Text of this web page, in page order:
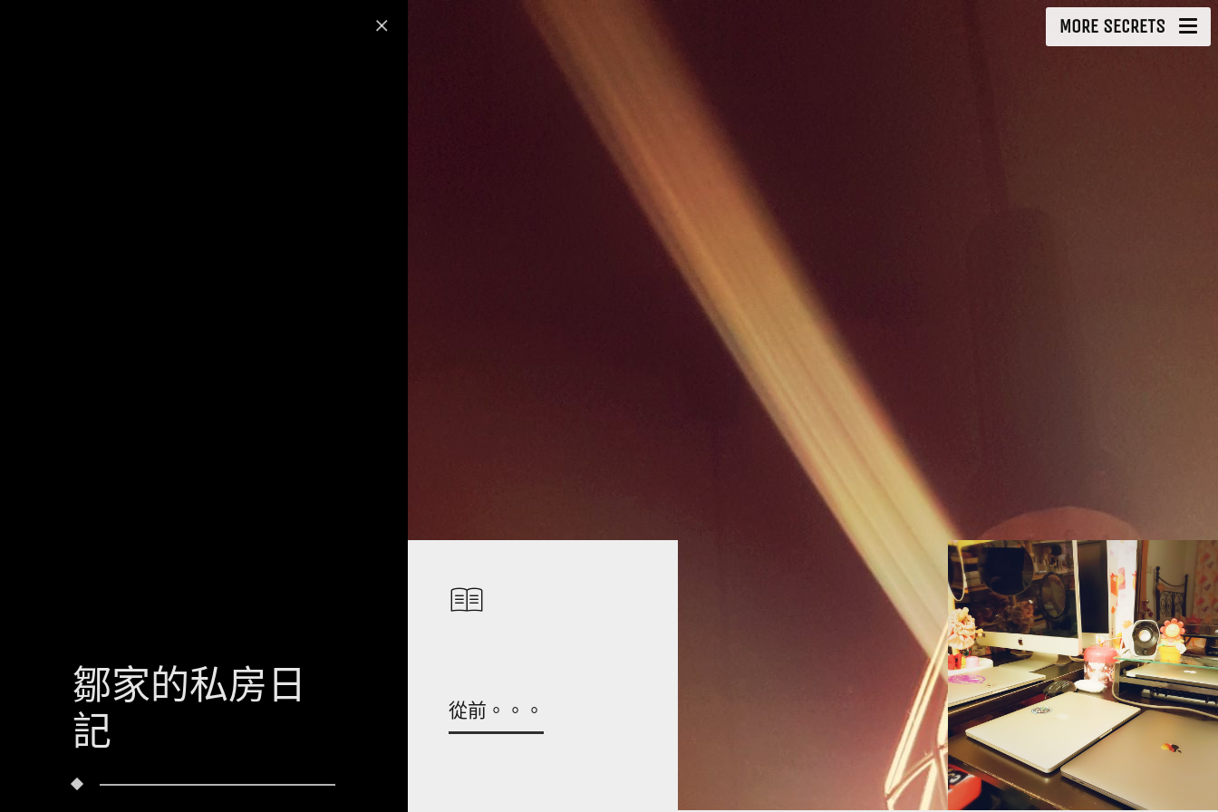
MORE SECRETS
鄒家的私房日
記
從前。。。